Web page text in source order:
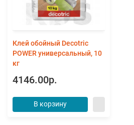
Клей обойный Decotric
POWER универсальный, 10
кг
4146.00р.
В корзину